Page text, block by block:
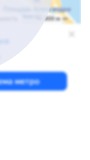
и
190 000
к